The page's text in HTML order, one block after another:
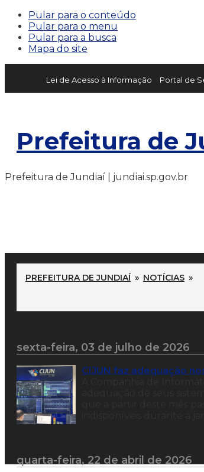
Pular para o conteúdo
Pular para o menu
Pular para a busca
Mapa do site
Lei de Acesso à Informação Portal de
Prefeitura de
Prefeitura de Jundiaí | jundiai.sp.gov.br
PREFEITURA DE JUNDIAÍ » NOTÍCIAS »
sexta-feira, 03 de julho de 2026
CIJUN faz adequação
quarta-feira, 22 de abril de 2026